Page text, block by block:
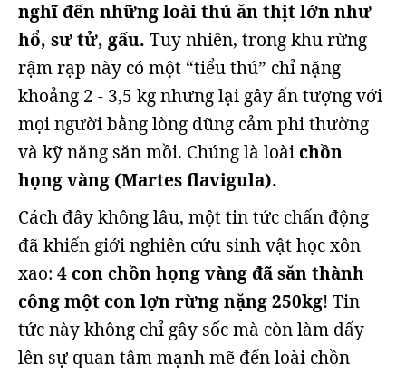
nghĩ đến những loài thú ăn thịt lớn như
hổ, sư tử, gấu. Tuy nhiên, trong khu rừng
rậm rạp này có một “tiểu thú” chỉ nặng
khoảng 2 - 3,5 kg nhưng lại gây ấn tượng với
mọi người bằng lòng dũng cảm phi thường
và kỹ năng săn mồi. Chúng là loài chồn
họng vàng (Martes flavigula).
Cách đây không lâu, một tin tức chấn động
đã khiến giới nghiên cứu sinh vật học xôn
xao: 4 con chồn họng vàng đã săn thành
công một con lợn rừng nặng 250kg! Tin
tức này không chỉ gây sốc mà còn làm dấy
lên sự quan tâm mạnh mẽ đến loài chồn